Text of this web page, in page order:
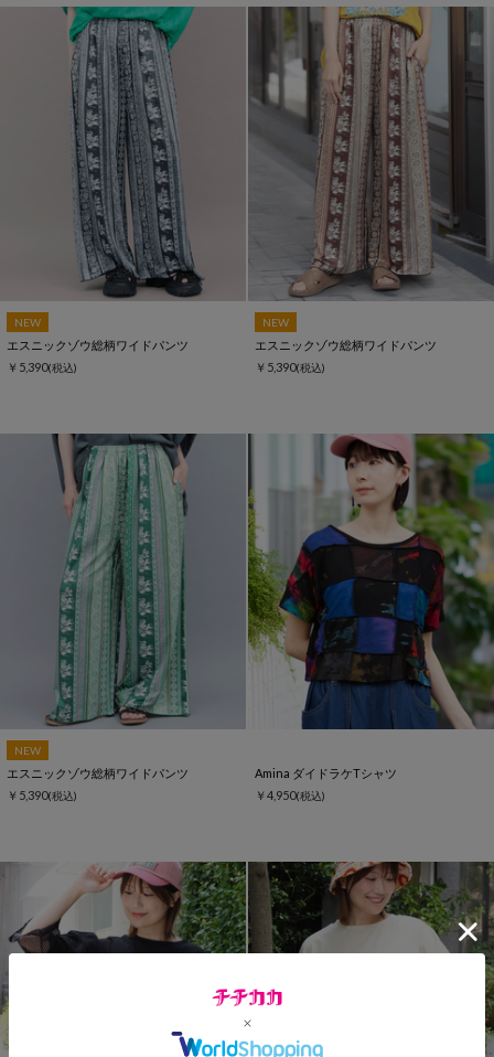
NEW
エスニックゾウ総柄ワイドパンツ
￥5,390(税込)
NEW
エスニックゾウ総柄ワイドパンツ
￥5,390(税込)
NEW
エスニックゾウ総柄ワイドパンツ
￥5,390(税込)
Amina ダイドラケTシャツ
￥4,950(税込)